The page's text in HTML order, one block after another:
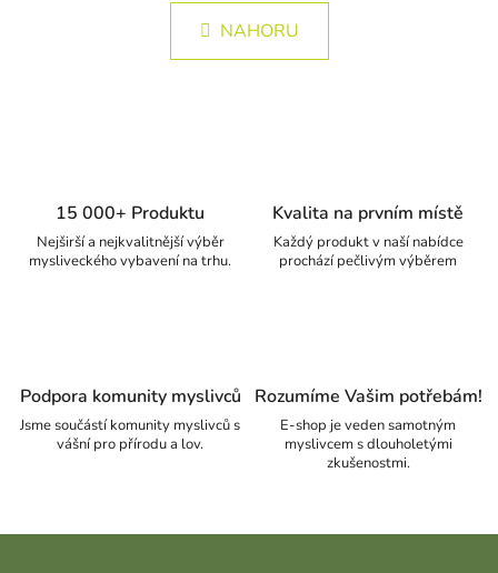
NAHORU
15 000+ Produktu
Nejširší a nejkvalitnější výběr
mysliveckého vybavení na trhu.
Kvalita na prvním místě
Každý produkt v naší nabídce
prochází pečlivým výběrem
Podpora komunity myslivců
Jsme součástí komunity myslivců s
vášní pro přírodu a lov.
Rozumíme Vašim potřebám!
E-shop je veden samotným
myslivcem s dlouholetými
zkušenostmi.